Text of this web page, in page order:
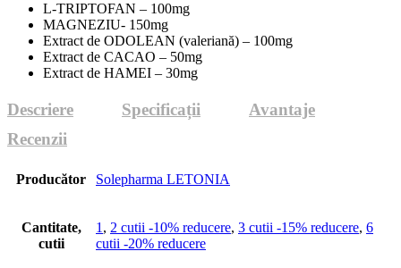
L-TRIPTOFAN – 100mg
MAGNEZIU- 150mg
Extract de ODOLEAN (valeriană) – 100mg
Extract de CACAO – 50mg
Extract de HAMEI – 30mg
Descriere Specificații
Avantaje
Recenzii
Producător Solepharma LETONIA
Cantitate,
cutii
1 , 2 cutii -10% reducere, 3 cutii -15% reducere, 6
cutii -20% reducere